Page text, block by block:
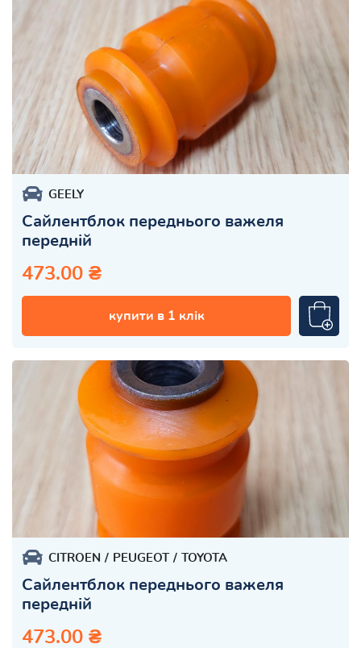
GEELY
Сайлентблок переднього важеля
передній
473.00 ₴
купити в 1 клік
CITROEN PEUGEOT TOYOTA
Сайлентблок переднього важеля
передній
473.00 ₴